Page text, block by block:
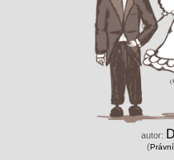
autor:
(